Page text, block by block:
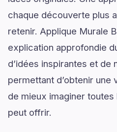
chaque découverte plus
retenir. Applique Murale
explication approfondie
d’idées inspirantes et de
permettant d’obtenir
de mieux imaginer toutes
peut offrir.